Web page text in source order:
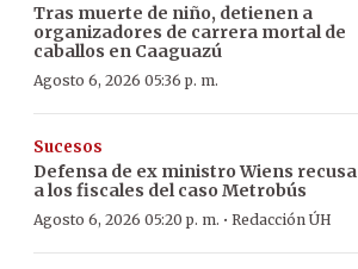
Tras muerte de niño, detienen a
organizadores de carrera mortal de
caballos en Caaguazú
Agosto 6, 2026 05:36 p. m.
Sucesos
Defensa de ex ministro Wiens recusa
a los fiscales del caso Metrobús
Agosto 6, 2026 05:20 p. m. · Redacción ÚH